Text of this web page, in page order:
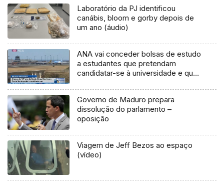
Laboratório da PJ identificou
canábis, bloom e gorby depois de
um ano (áudio)
ANA vai conceder bolsas de estudo
a estudantes que pretendam
candidatar-se à universidade e que
aeroportos (Vídeo)
Governo de Maduro prepara
dissolução do parlamento –
oposição
Viagem de Jeff Bezos ao espaço
(vídeo)